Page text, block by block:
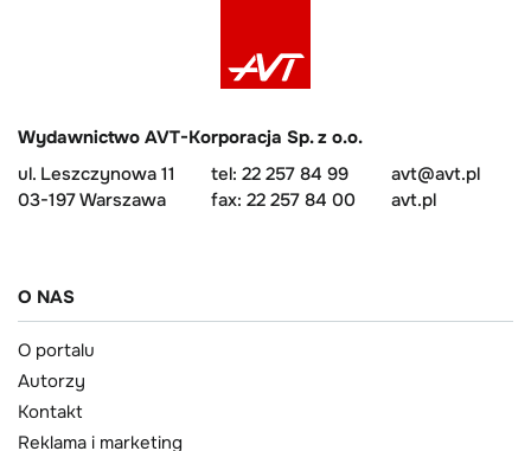
Wydawnictwo AVT-Korporacja Sp. z o.o.
ul. Leszczynowa 11
03-197 Warszawa
tel: 22 257 84 99
fax: 22 257 84 00
avt@avt.pl
avt.pl
O NAS
O portalu
Autorzy
Kontakt
Reklama i marketing